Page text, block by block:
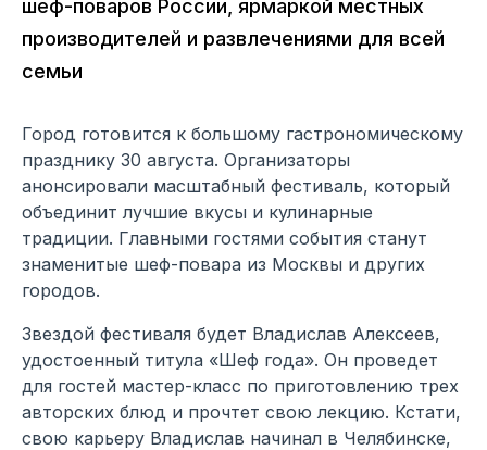
шеф-поваров России, ярмаркой местных
производителей и развлечениями для всей
семьи
Город готовится к большому гастрономическому
празднику 30 августа. Организаторы
анонсировали масштабный фестиваль, который
объединит лучшие вкусы и кулинарные
традиции. Главными гостями события станут
знаменитые шеф-повара из Москвы и других
городов.
Звездой фестиваля будет Владислав Алексеев,
удостоенный титула «Шеф года». Он проведет
для гостей мастер-класс по приготовлению трех
авторских блюд и прочтет свою лекцию. Кстати,
свою карьеру Владислав начинал в Челябинске,